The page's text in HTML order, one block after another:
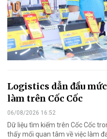
Logistics dẫn đầu
làm trên Cốc Cốc
06/08/2026 16:52
Dữ liệu tìm kiếm trên Cốc Cốc
thấy mối quan tâm về việc làm